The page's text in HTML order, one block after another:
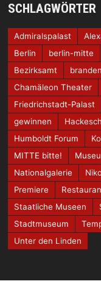
SCHLAGWÖRTER
Admiralspalast
Berlin
berlin-mitte
Bezirksamt
Chamäleon Theater
Friedrichstadt-Palast
gewinnen
Humboldt Forum
MITTE bitte!
Nationalgalerie
Premiere
Staatliche Museen
Stadtmuseum
Unter den Linden